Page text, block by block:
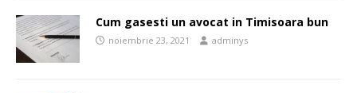
Cum gasesti un avocat in Timisoara bun
noiembrie 23, 2021 adminys